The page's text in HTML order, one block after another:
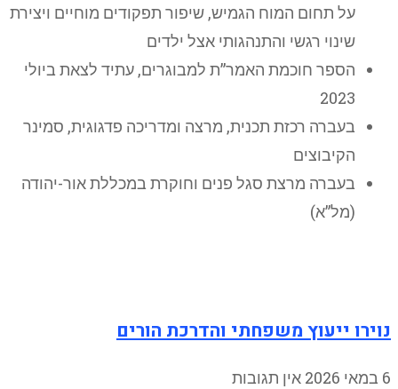
על תחום המוח הגמיש, שיפור תפקודים מוחיים ויצירת
שינוי רגשי והתנהגותי אצל ילדים
הספר חוכמת האמר”ת למבוגרים, עתיד לצאת ביולי
2023
בעברה רכזת תכנית, מרצה ומדריכה פדגוגית, סמינר
הקיבוצים
בעברה מרצת סגל פנים וחוקרת במכללת אור-יהודה
(מל”א)
נוירו ייעוץ משפחתי והדרכת הורים
6 במאי 2026 אין תגובות